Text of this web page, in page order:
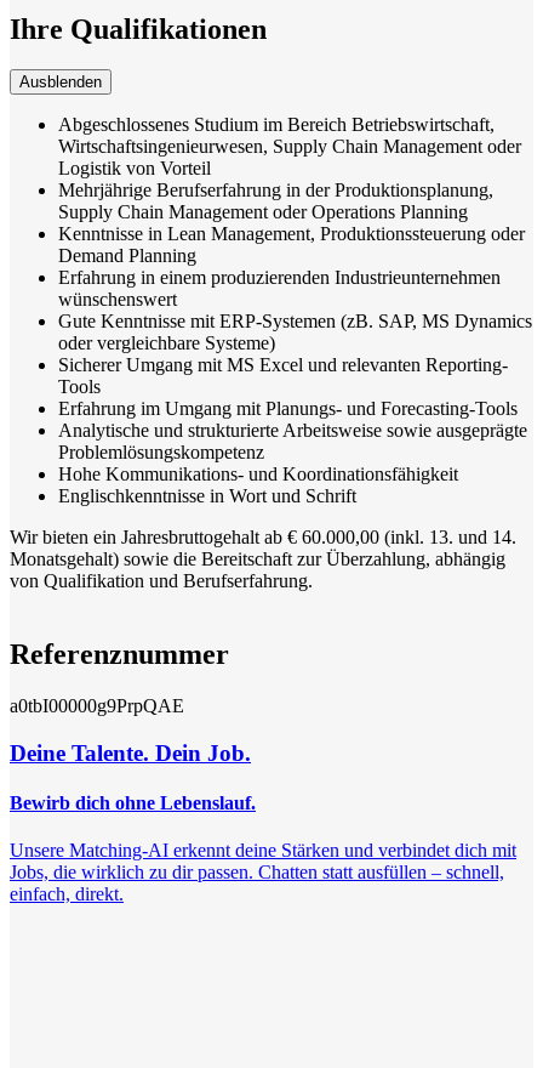
Ihre Qualifikationen
Ausblenden
Abgeschlossenes Studium im Bereich Betriebswirtschaft,
Wirtschaftsingenieurwesen, Supply Chain Management oder
Logistik von Vorteil
Mehrjährige Berufserfahrung in der Produktionsplanung,
Supply Chain Management oder Operations Planning
Kenntnisse in Lean Management, Produktionssteuerung oder
Demand Planning
Erfahrung in einem produzierenden Industrieunternehmen
wünschenswert
Gute Kenntnisse mit ERP-Systemen (zB. SAP, MS Dynamics
oder vergleichbare Systeme)
Sicherer Umgang mit MS Excel und relevanten Reporting-
Tools
Erfahrung im Umgang mit Planungs- und Forecasting-Tools
Analytische und strukturierte Arbeitsweise sowie ausgeprägte
Problemlösungskompetenz
Hohe Kommunikations- und Koordinationsfähigkeit
Englischkenntnisse in Wort und Schrift
Wir bieten ein Jahresbruttogehalt ab € 60.000,00 (inkl. 13. und 14.
Monatsgehalt) sowie die Bereitschaft zur Überzahlung, abhängig
von Qualifikation und Berufserfahrung.
Referenznummer
a0tbI00000g9PrpQAE
Deine Talente. Dein Job.
Bewirb dich ohne Lebenslauf.
Unsere Matching-AI erkennt deine Stärken und verbindet dich mit
Jobs, die wirklich zu dir passen. Chatten statt ausfüllen – schnell,
einfach, direkt.